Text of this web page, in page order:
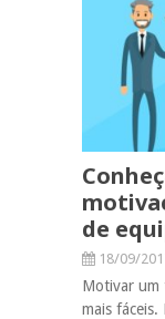
de
18/09/
Motivar um
mais fáceis.